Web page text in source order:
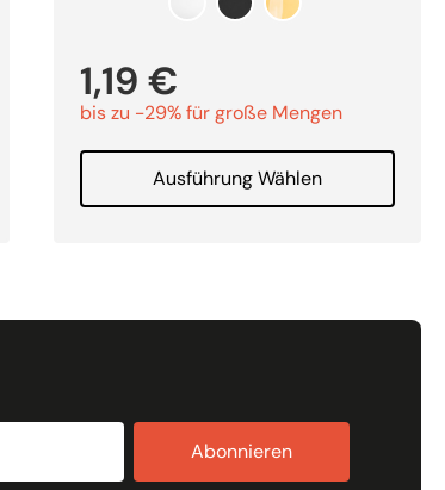
1,19 €
bis zu -29% für große Mengen
Ausführung Wählen
Abonnieren